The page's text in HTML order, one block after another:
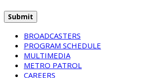
BROADCASTERS
PROGRAM SCHEDULE
MULTIMEDIA
METRO PATROL
CAREERS